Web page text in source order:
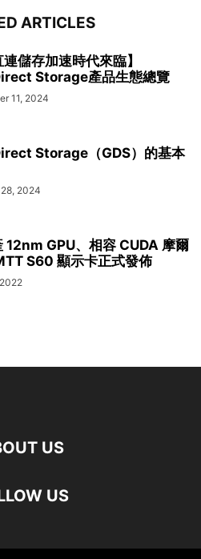
ARTICLES
連儲存加速時代來臨】
Storage產品生態總覽
11, 2024
Storage（GDS）的基本
2024
12nm GPU、相容 CUDA 摩爾
S60 顯示卡正式發佈
US
US